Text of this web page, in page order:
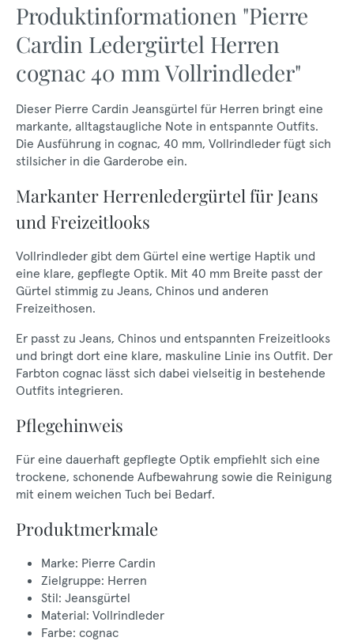
Produktinformationen "Pierre
Cardin Ledergürtel Herren
cognac 40 mm Vollrindleder"
Dieser Pierre Cardin Jeansgürtel für Herren bringt eine
markante, alltagstaugliche Note in entspannte Outfits.
Die Ausführung in cognac, 40 mm, Vollrindleder fügt sich
stilsicher in die Garderobe ein.
Markanter Herrenledergürtel für Jeans
und Freizeitlooks
Vollrindleder gibt dem Gürtel eine wertige Haptik und
eine klare, gepflegte Optik. Mit 40 mm Breite passt der
Gürtel stimmig zu Jeans, Chinos und anderen
Freizeithosen.
Er passt zu Jeans, Chinos und entspannten Freizeitlooks
und bringt dort eine klare, maskuline Linie ins Outfit. Der
Farbton cognac lässt sich dabei vielseitig in bestehende
Outfits integrieren.
Pflegehinweis
Für eine dauerhaft gepflegte Optik empfiehlt sich eine
trockene, schonende Aufbewahrung sowie die Reinigung
mit einem weichen Tuch bei Bedarf.
Produktmerkmale
Marke: Pierre Cardin
Zielgruppe: Herren
Stil: Jeansgürtel
Material: Vollrindleder
Farbe: cognac